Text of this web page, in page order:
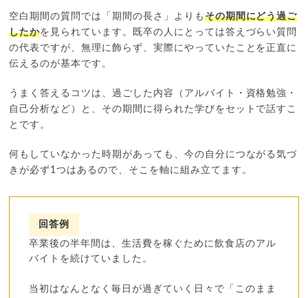
空白期間の質問では「期間の長さ」よりも その期間にどう過ご
したかを見られています。既卒の人にとっては答えづらい質問
の代表ですが、無理に飾らず、実際にやっていたことを正直に
伝えるのが基本です。
うまく答えるコツは、過ごした内容（アルバイト・資格勉強・
自己分析など）と、その期間に得られた学びをセットで話すこ
とです。
何もしていなかった時期があっても、今の自分につながる気づ
きが必ず1つはあるので、そこを軸に組み立てます。
回答例
卒業後の半年間は、生活費を稼ぐために飲食店のアル
バイトを続けていました。
当初はなんとなく毎日が過ぎていく日々で「このまま